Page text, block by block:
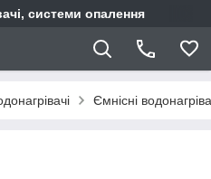
системи опалення
Ємнісні